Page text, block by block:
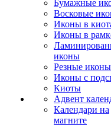
Бумажные
Восковые
Иконы в
Иконы в
иконы
Резные иконы
Иконы с
Киоты
Адвент
Календари на
магните